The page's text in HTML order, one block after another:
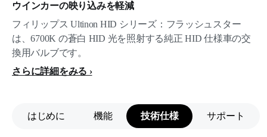
ウインカーの映り込みを軽減
フィリップス Ultinon HID シリーズ：フラッシュスター
は、6700K の蒼白 HID 光を照射する純正 HID 仕様車の交
換用バルブです。
さらに詳細をみる
はじめに 機能 技術仕様 サポート